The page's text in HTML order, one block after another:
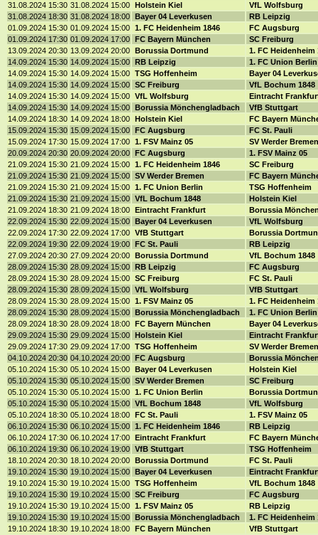
31.08.2024 15:30 31.08.2024 15:00 Holstein Kiel
VfL Wolfsburg
31.08.2024 18:30 31.08.2024 18:00 Bayer 04 Leverkusen
RB Leipzig
01.09.2024 15:30 01.09.2024 15:00 1. FC Heidenheim 1846
FC Augsburg
01.09.2024 17:30 01.09.2024 17:00 FC Bayern München
SC Freiburg
13.09.2024 20:30 13.09.2024 20:00 Borussia Dortmund
1. FC Heidenheim
14.09.2024 15:30 14.09.2024 15:00 RB Leipzig
1. FC Union
14.09.2024 15:30 14.09.2024 15:00 TSG Hoffenheim
Bayer 04
14.09.2024 15:30 14.09.2024 15:00 SC Freiburg
VfL Bochum 1848
14.09.2024 15:30 14.09.2024 15:00 VfL Wolfsburg
Eintracht
14.09.2024 15:30 14.09.2024 15:00 Borussia Mönchengladbach
VfB Stuttgart
14.09.2024 18:30 14.09.2024 18:00 Holstein Kiel
FC Bayern
15.09.2024 15:30 15.09.2024 15:00 FC Augsburg
FC St. Pauli
15.09.2024 17:30 15.09.2024 17:00 1. FSV Mainz 05
SV Werder
20.09.2024 20:30 20.09.2024 20:00 FC Augsburg
1. FSV Mainz 05
21.09.2024 15:30 21.09.2024 15:00 1. FC Heidenheim 1846
SC Freiburg
21.09.2024 15:30 21.09.2024 15:00 SV Werder Bremen
FC Bayern
21.09.2024 15:30 21.09.2024 15:00 1. FC Union Berlin
TSG Hoffenheim
21.09.2024 15:30 21.09.2024 15:00 VfL Bochum 1848
Holstein Kiel
21.09.2024 18:30 21.09.2024 18:00 Eintracht Frankfurt
Borussia
22.09.2024 15:30 22.09.2024 15:00 Bayer 04 Leverkusen
VfL Wolfsburg
22.09.2024 17:30 22.09.2024 17:00 VfB Stuttgart
Borussia
22.09.2024 19:30 22.09.2024 19:00 FC St. Pauli
RB Leipzig
27.09.2024 20:30 27.09.2024 20:00 Borussia Dortmund
VfL Bochum 1848
28.09.2024 15:30 28.09.2024 15:00 RB Leipzig
FC Augsburg
28.09.2024 15:30 28.09.2024 15:00 SC Freiburg
FC St. Pauli
28.09.2024 15:30 28.09.2024 15:00 VfL Wolfsburg
VfB Stuttgart
28.09.2024 15:30 28.09.2024 15:00 1. FSV Mainz 05
1. FC Heidenheim
28.09.2024 15:30 28.09.2024 15:00 Borussia Mönchengladbach
1. FC Union
28.09.2024 18:30 28.09.2024 18:00 FC Bayern München
Bayer 04
29.09.2024 15:30 29.09.2024 15:00 Holstein Kiel
Eintracht
29.09.2024 17:30 29.09.2024 17:00 TSG Hoffenheim
SV Werder
04.10.2024 20:30 04.10.2024 20:00 FC Augsburg
Borussia
05.10.2024 15:30 05.10.2024 15:00 Bayer 04 Leverkusen
Holstein Kiel
05.10.2024 15:30 05.10.2024 15:00 SV Werder Bremen
SC Freiburg
05.10.2024 15:30 05.10.2024 15:00 1. FC Union Berlin
Borussia
05.10.2024 15:30 05.10.2024 15:00 VfL Bochum 1848
VfL Wolfsburg
05.10.2024 18:30 05.10.2024 18:00 FC St. Pauli
1. FSV Mainz 05
06.10.2024 15:30 06.10.2024 15:00 1. FC Heidenheim 1846
RB Leipzig
06.10.2024 17:30 06.10.2024 17:00 Eintracht Frankfurt
FC Bayern
06.10.2024 19:30 06.10.2024 19:00 VfB Stuttgart
TSG Hoffenheim
18.10.2024 20:30 18.10.2024 20:00 Borussia Dortmund
FC St. Pauli
19.10.2024 15:30 19.10.2024 15:00 Bayer 04 Leverkusen
Eintracht
19.10.2024 15:30 19.10.2024 15:00 TSG Hoffenheim
VfL Bochum 1848
19.10.2024 15:30 19.10.2024 15:00 SC Freiburg
FC Augsburg
19.10.2024 15:30 19.10.2024 15:00 1. FSV Mainz 05
RB Leipzig
19.10.2024 15:30 19.10.2024 15:00 Borussia Mönchengladbach
1. FC Heidenheim
19.10.2024 18:30 19.10.2024 18:00 FC Bayern München
VfB Stuttgart